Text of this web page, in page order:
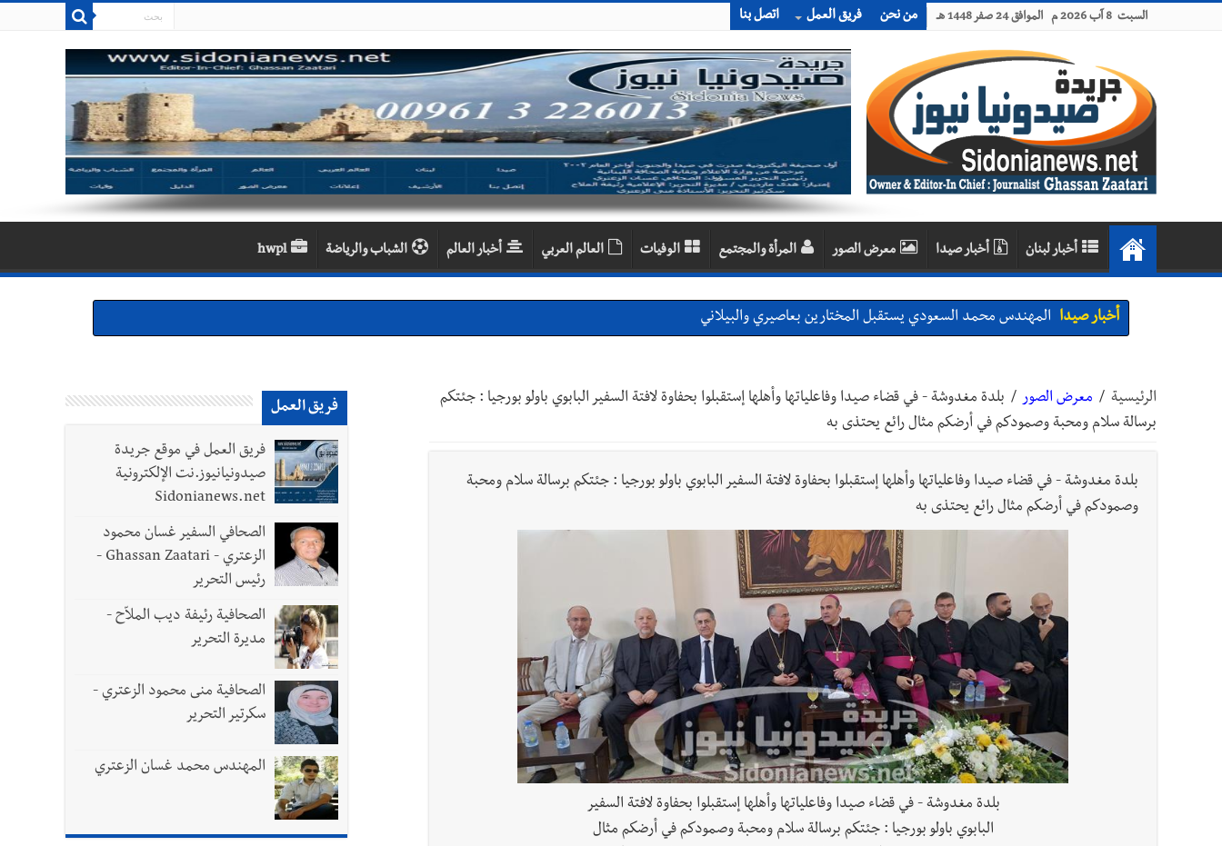
السبت 8 آب 2026 م الموافق 24 صفر 1448 هـ من نحن فريق العمل اتصل بنا
أخبار لبنان أخبار صيدا معرض الصور المرأة والمجتمع الوفيات العالم العربي أخبار العالم الشباب والرياضة hwpl
أخبار صيدا بلدية صيدا : حجز مركبتي توكتوك وتغريم صاحبهما بسبب الإزعاج الصوتي
أخبار صيدا
بلدية صيدا ومؤسسة الحريري تعقدان الاجتماع التشاوري الأول للمرصد الحضري
أخبار لبنان
خرق إسرائيلي في زوطر الغربية وساتر ترابي قبالة آخر نقطة للجيش اللبناني
أخبار لبنان
خلفيات توقيف السفير الفلسطيني السابق أشرف دبور: تداخل السياسة بالقضاء ولبنان قد يسلّمه إلى السلطة
أخبار لبنان حراك ديبلوماسي للتجديد لـ اليونيفيل .. مسؤول غربي يُحذّر من الفراغ !
ليلة سقوط رياض سلامة... هل ننتظر الحقيقة؟
بالصور : غسان سركيس يرعى تخرّج فوج الفكر والإبداع في ثانوية السفير : تعلّمت منكم حب الوطن والتمسك بالأرض ... والجنوب هو عزة وكرامة لبنان
المهندس محمد السعودي يستقبل المختارين بعاصيري والبيلاني
الرئيسية / معرض الصور / بلدة مغدوشة - في قضاء صيدا وفاعلياتها وأهلها إستقبلوا بحفاوة لافتة السفير البابوي باولو بورجيا : جئتكم
برسالة سلام ومحبة وصمودكم في أرضكم مثال رائع يحتذى به
بلدة مغدوشة - في قضاء صيدا وفاعلياتها وأهلها إستقبلوا بحفاوة لافتة السفير البابوي باولو بورجيا : جئتكم برسالة سلام ومحبة
وصمودكم في أرضكم مثال رائع يحتذى به
بلدة مغدوشة - في قضاء صيدا وفاعلياتها وأهلها إستقبلوا بحفاوة لافتة السفير
البابوي باولو بورجيا : جئتكم برسالة سلام ومحبة وصمودكم في أرضكم مثال
فريق العمل
فريق العمل في موقع جريدة
صيدونيانيوز.نت الإلكترونية
Sidonianews.net
الصحافي السفير غسان محمود
الزعتري - Ghassan Zaatari -
رئيس التحرير
الصحافية رئيفة ديب الملاّح -
مديرة التحرير
الصحافية منى محمود الزعتري -
سكرتير التحرير
المهندس محمد غسان الزعتري